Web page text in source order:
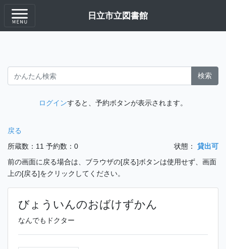
日立市立図書館
検索
ログインすると、予約ボタンが表示されます。
戻る
所蔵数：11 予約数：0 状態：
貸出可
前の画面に戻る場合は、ブラウザの[戻る]ボタンは使用せず、画面
上の[戻る]をクリックしてください。
びょういんのおばけずかん
なんでもドクター